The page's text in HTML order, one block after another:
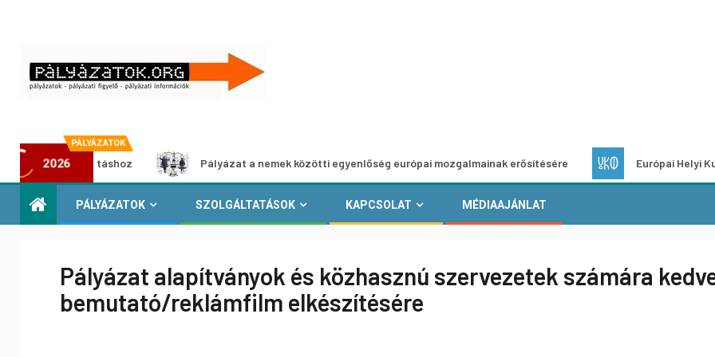
PÁLYÁZATOK
2026
kiállításhoz Pályázat a nemek közötti egyenlőség európai mozgalmainak erősítésére Európai Helyi Kultúra –
PÁLYÁZATOK SZOLGÁLTATÁSOK KAPCSOLAT MÉDIAAJÁNLAT
Pályázat alapítványok és közhasznú szervezetek számára
bemutató/reklámfilm elkészítésére